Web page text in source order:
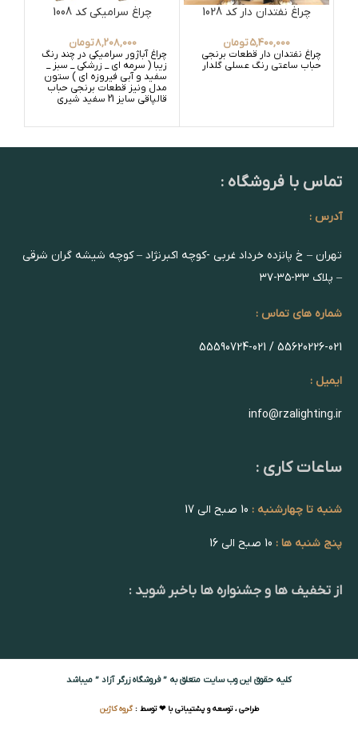
چراغ نفتدان دار کد 1028
5,400,000تومان
چراغ نفتدان دار قطعات برنجی
حباب ساعتی رنگ عسلی گلدار
چراغ سرامیکی کد 1008
8,208,000تومان
چراغ آباژور سرامیکی در چند رنگ
زیبا ( سرمه ای _ زرشکی _ سبز _
سفید و آبی فیروزه ای ) ستون
مدل ونیز قطعات برنجی حباب
قالپاقی سایز 21 سفید شیری
تماس با فروشگاه :
آدرس :
تهران – خ پانزده خرداد غربی -کوچه اکبرنژاد – کوچه شیشه گران شرقی
– پلاک ۳۳-۳۵-۳۷
شماره های تماس :
55620226-021 / 55590724-021
ایمیل :
info@rzalighting.ir
ساعات کاری :
شنبه تا چهارشنبه :
پنج شنبه ها :
از تخفیف ها و جشنواره ها باخبر شوید :
کلیه حقوق این وب سایت متعلق به ” فروشگاه زرگر آزاد ” میباشد
طراحی ، توسعه و پشتیبانی با ❤ توسط :گروه کاژین